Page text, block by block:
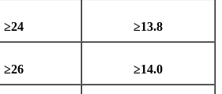
≥24 ≥13.8
≥26 ≥14.0